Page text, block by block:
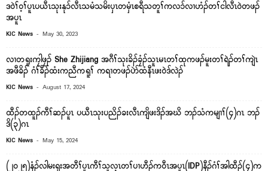
ဒ၀ဲၢ်၀့ၢ်ပူၤပယီၤသုးနု၁်လီၤသမံသမိးၦၤတမှံၤစရီသတူၢ်ကလ၁်လၢဟံၣ်တၢ်ငါလီၤ၀ဲတဖၣ်
အပူၤ
KIC News - May 30, 2023
လၢတရူးကၠါဖၠၣ် She Zhijiang အဂီၢ်သုးခိၣ်ခၠံၣ်သူၤမၤတၢ်ထုကဖၣ်မူးတၢ်ရဲၣ်တၢ်ကျဲၤ
အဖီခိၣ် ဂံၢ်ခီၣ်ထံးကညီကရူၢ် ကရၢတဖၣ်ပဲာ်ထံနီၤဖး၀ဲဒ်လဲၣ်
KIC News - August 17, 2024
ထီၣ်တထူၣ်ကီၢ်ဆၣ်ပူၤ ပယီၤသုးပညိၣ်ခးလီၤကျိဖးဒိၣ်အဃိ ဘၣ်သံကမျၢၢ်(၄)ဂၤ ဘၣ်
ဒိ(၃)ဂၤ
KIC News - May 15, 2024
(၂၀၂၅)နံၣ်လါမးရှးအတီၢ်ပူၤကီၢ်သူလ့ၤတၢ်ပၢဟီၣ်ကဝီၤအပူၤ(IDP)နီၣ်ဂံၢ်အါထီၣ်(၄)က